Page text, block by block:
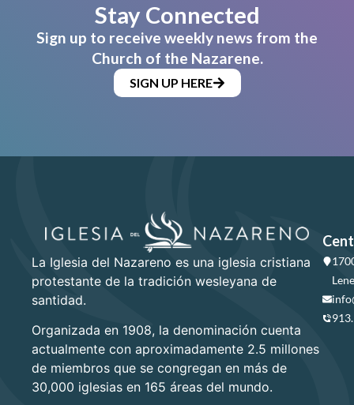
Stay Connected
Sign up to receive weekly news from the
Church of the Nazarene.
SIGN UP HERE
La Iglesia del Nazareno es una iglesia cristiana
protestante de la tradición wesleyana de
santidad.
Organizada en 1908, la denominación cuenta
actualmente con aproximadamente 2.5 millones
de miembros que se congregan en más de
30,000 iglesias en 165 áreas del mundo.